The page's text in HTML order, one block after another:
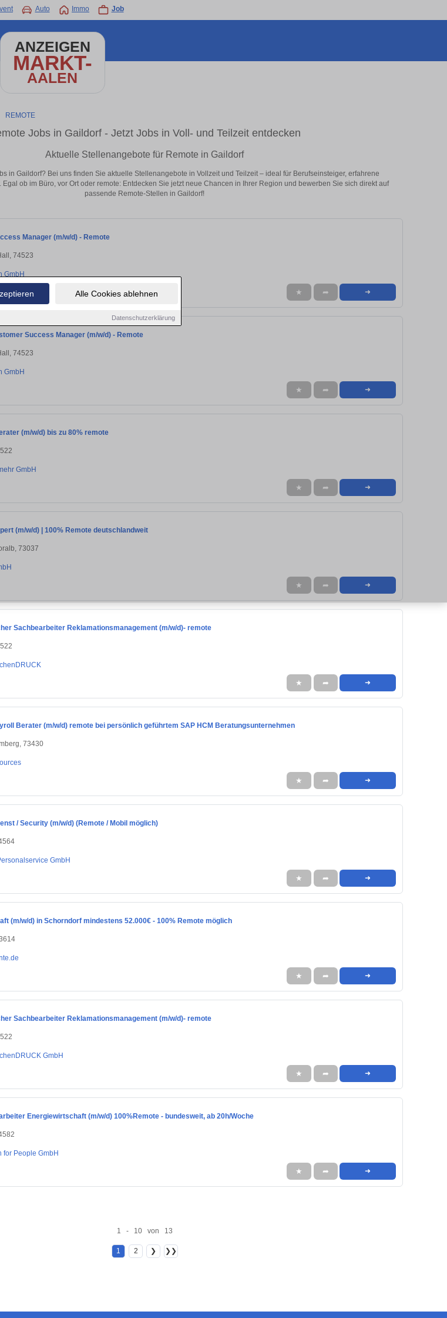
Alle Cookies ablehnen
Datenschutzerklärung
Auto Immo Job
ANZEIGEN
MARKT-
AALEN
REMOTE
Jobs in Gaildorf - Jetzt Jobs in Voll- und Teilzeit entdecken
Aktuelle Stellenangebote für Remote in Gaildorf
in Gaildorf? Bei uns finden Sie aktuelle Stellenangebote in Vollzeit und Teilzeit – ideal für Berufseinsteiger, erfahrene
Egal ob im Büro, vor Ort oder remote: Entdecken Sie jetzt neue Chancen in Ihrer Region und bewerben Sie sich direkt auf
passende Remote-Stellen in Gaildorf!
Manager (m/w/d) - Remote
74523
GmbH
★ ➦ ➜
Success Manager (m/w/d) - Remote
74523
GmbH
★ ➦ ➜
(m/w/d) bis zu 80% remote
GmbH
★ ➦ ➜
(m/w/d) | 100% Remote deutschlandweit
73037
★ ➦ ➜
Sachbearbeiter Reklamationsmanagement (m/w/d)- remote
★ ➦ ➜
Berater (m/w/d) remote bei persönlich geführtem SAP HCM Beratungsunternehmen
73430
★ ➦ ➜
/ Security (m/w/d) (Remote / Mobil möglich)
GmbH
★ ➦ ➜
(m/w/d) in Schorndorf mindestens 52.000€ - 100% Remote möglich
★ ➦ ➜
Sachbearbeiter Reklamationsmanagement (m/w/d)- remote
GmbH
★ ➦ ➜
Energiewirtschaft (m/w/d) 100%Remote - bundesweit, ab 20h/Woche
for People GmbH
★ ➦ ➜
1 - 10 von 13
1 2 ❯ ❯❯